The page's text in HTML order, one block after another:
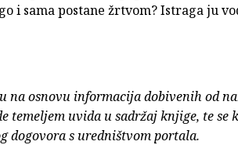
i sama postane žrtvom? Istraga ju
na osnovu informacija dobivenih od
temeljem uvida u sadržaj knjige, te se
dogovora s uredništvom portala.